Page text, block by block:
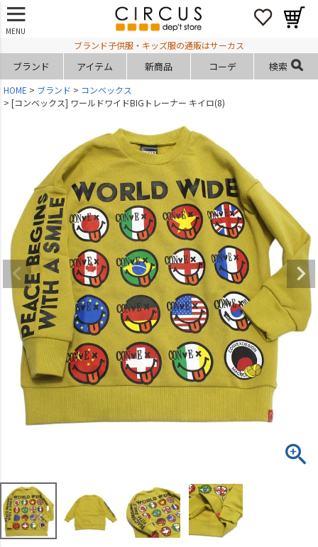
MENU
ブランド子供服・キッズ服の通販はサーカス
ブランド アイテム 新商品 コーデ 検索
HOME ブランド
コンベックス
[コンベックス] ワールドワイドBIGトレーナー キイロ(8)